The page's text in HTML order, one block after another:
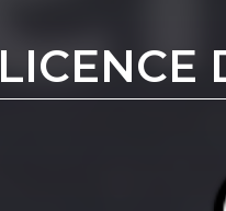
LICENCE